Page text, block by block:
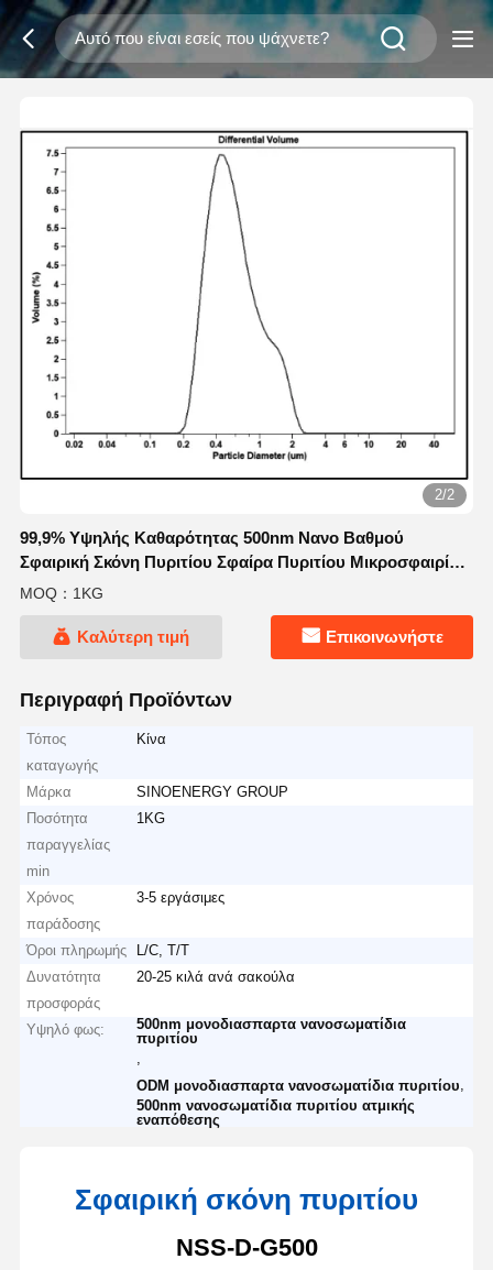
2/2
99,9% Υψηλής Καθαρότητας 500nm Νανο Βαθμού
Σφαιρική Σκόνη Πυριτίου Σφαίρα Πυριτίου Μικροσφαιρίδιο
Σειρά NSS-D
MOQ：1KG
Καλύτερη τιμή Επικοινωνήστε
Περιγραφή Προϊόντων
Τόπος
καταγωγής
Κίνα
Μάρκα
SINOENERGY GROUP
Ποσότητα
παραγγελίας
min
1KG
Χρόνος
παράδοσης
3-5 εργάσιμες
Όροι πληρωμής
L/C, T/T
Δυνατότητα
προσφοράς
20-25 κιλά ανά σακούλα
Υψηλό φως:
500nm μονοδιασπαρτα νανοσωματίδια
πυριτίου
ODM μονοδιασπαρτα νανοσωματίδια πυριτίου
500nm νανοσωματίδια πυριτίου ατμικής
εναπόθεσης
Σφαιρική σκόνη πυριτίου
NSS-D-G500